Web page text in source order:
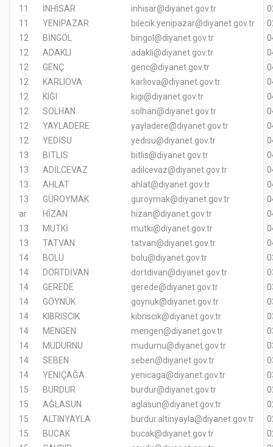
11
İNHİSAR inhisar@diyanet.gov.tr
11
YENİPAZAR bilecik.yenipazar@diyanet.gov.tr
12
BİNGÖL bingol@diyanet.gov.tr
12
ADAKLI adakli@diyanet.gov.tr
12
GENÇ genc@diyanet.gov.tr
12
KARLIOVA karliova@diyanet.gov.tr
12
KIĞI kigi@diyanet.gov.tr
12
SOLHAN solhan@diyanet.gov.tr
12
YAYLADERE yayladere@diyanet.gov.tr
12
YEDİSU yedisu@diyanet.gov.tr
13
BİTLİS bitlis@diyanet.gov.tr
13
ADİLCEVAZ adilcevaz@diyanet.gov.tr
13
AHLAT ahlat@diyanet.gov.tr
13
GÜROYMAK guroymak@diyanet.gov.tr
ar
HİZAN hizan@diyanet.gov.tr
13
MUTKİ mutki@diyanet.gov.tr
13
TATVAN tatvan@diyanet.gov.tr
14
BOLU bolu@diyanet.gov.tr
14
DÖRTDİVAN dortdivan@diyanet.gov.tr
14
GEREDE gerede@diyanet.gov.tr
14
GÖYNÜK goynuk@diyanet.gov.tr
14
KIBRISCIK kibriscik@diyanet.gov.tr
14
MENGEN mengen@diyanet.gov.tr
14
MUDURNU mudurnu@diyanet.gov.tr
14
SEBEN seben@diyanet.gov.tr
14
YENİÇAĞA yenicaga@diyanet.gov.tr
15
BURDUR burdur@diyanet.gov.tr
15
AĞLASUN aglasun@diyanet.gov.tr
15
ALTINYAYLA burdur.altinyayla@diyanet.gov.tr
15
BUCAK bucak@diyanet.gov.tr